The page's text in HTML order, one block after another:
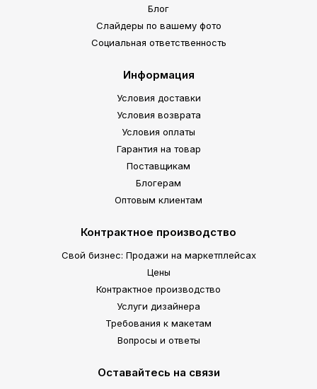
Блог
Слайдеры по вашему фото
Социальная ответственность
Информация
Условия доставки
Условия возврата
Условия оплаты
Гарантия на товар
Поставщикам
Блогерам
Оптовым клиентам
Контрактное производство
Свой бизнес: Продажи на маркетплейсах
Цены
Контрактное производство
Услуги дизайнера
Требования к макетам
Вопросы и ответы
Оставайтесь на связи